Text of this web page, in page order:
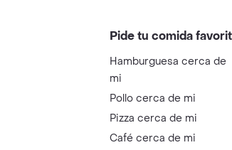
Pide tu comida
Hamburguesa cerca de
mi
Pollo cerca de mi
Pizza cerca de mi
Café cerca de mi